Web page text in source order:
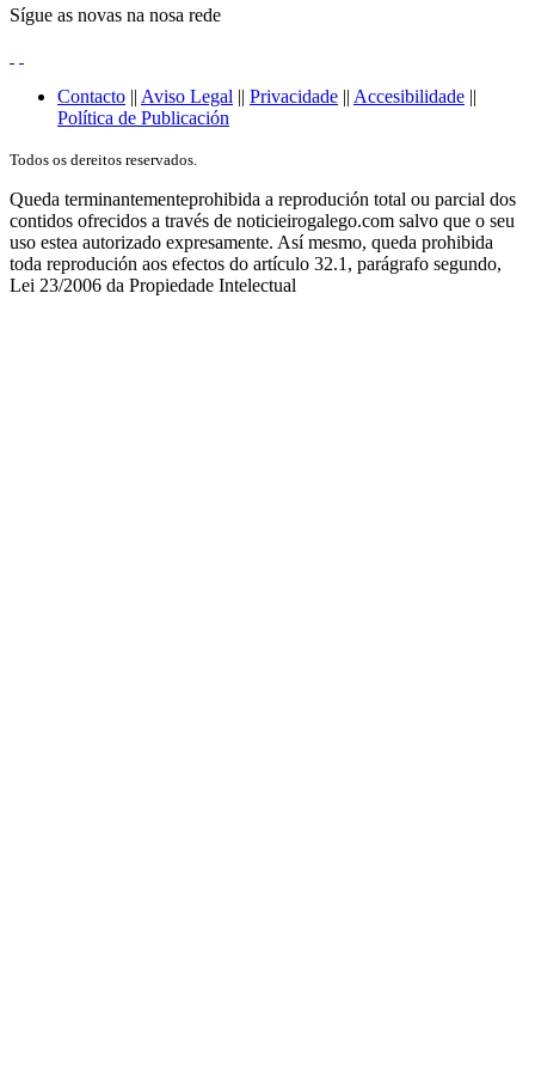
Sígue as novas na nosa rede
Contacto || Aviso Legal || Privacidade || Accesibilidade ||
Política de Publicación
Todos os dereitos reservados.
Queda terminantementeprohibida a reprodución total ou parcial dos
contidos ofrecidos a través de noticieirogalego.com salvo que o seu
uso estea autorizado expresamente. Así mesmo, queda prohibida
toda reprodución aos efectos do artículo 32.1, parágrafo segundo,
Lei 23/2006 da Propiedade Intelectual